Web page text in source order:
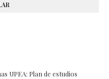
UPEA: Plan de estudios